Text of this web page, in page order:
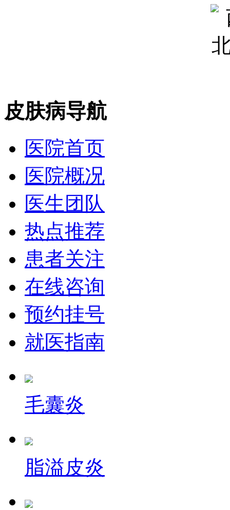
皮肤病导航
医院首页
医院概况
医生团队
热点推荐
患者关注
在线咨询
预约挂号
就医指南
毛囊炎
脂溢皮炎